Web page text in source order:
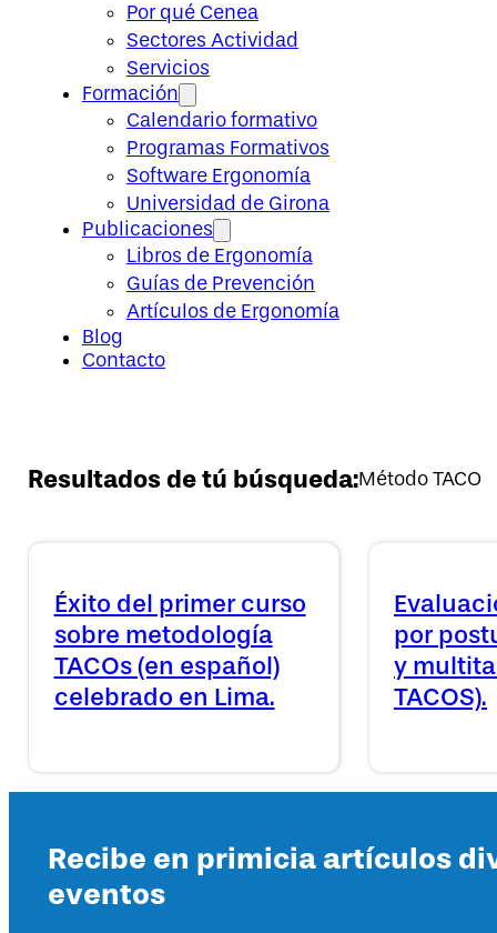
Por qué Cenea
Sectores Actividad
Servicios
Formación
Calendario formativo
Programas Formativos
Software Ergonomía
Universidad de Girona
Publicaciones
Libros de Ergonomía
Guías de Prevención
Artículos de Ergonomía
Blog
Contacto
Resultados de tú búsqueda:Método TACO
Éxito del primer curso
sobre metodología
TACOs (en español)
celebrado en Lima.
por
y
TACOS).
Recibe en primicia artículos
eventos